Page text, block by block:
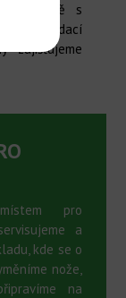
ve shodě s
dodací
pro
a
kde se o
nože,
na